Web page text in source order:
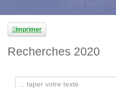
Imprimer
Recherches 2020